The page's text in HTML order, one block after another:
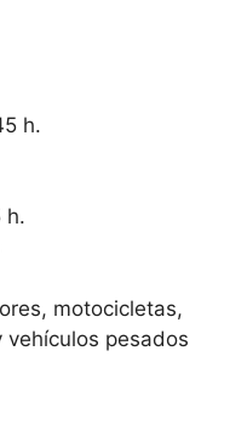
h.
h.
motocicletas,
vehículos pesados​​